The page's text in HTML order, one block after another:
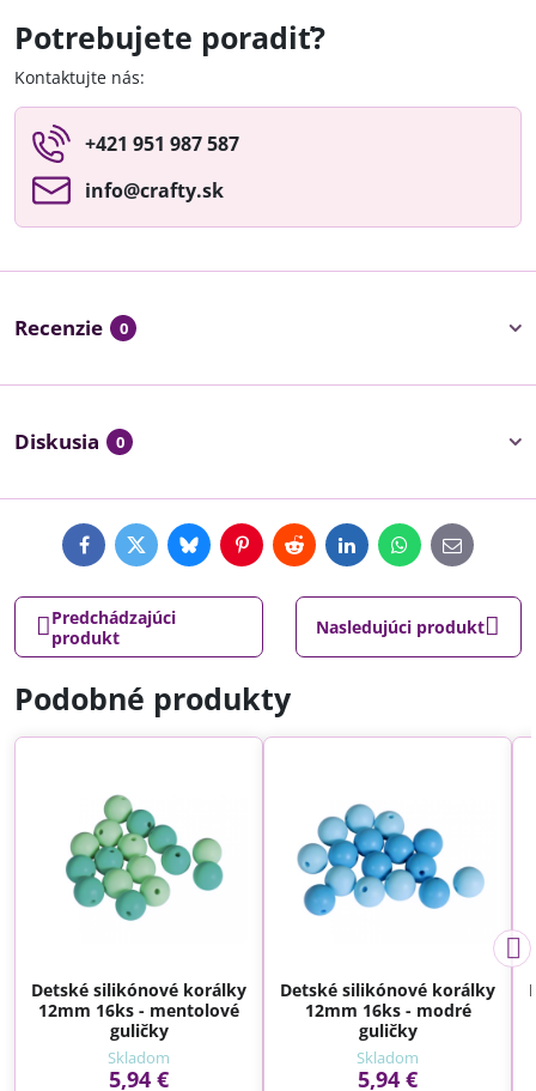
Potrebujete poradiť?
Kontaktujte nás:
+421 951 987 587
info​@crafty​.sk
Recenzie 0
Diskusia 0
FacebookTwitterBlueskyPinterestRedditLinkedInWhatsApp
E-
mail
Predchádzajúci
produkt
Nasledujúci produkt
Podobné produkty
Detské silikónové korálky
12mm 16ks - mentolové
guličky
Skladom
5,94 €
Detské silikónové korálky
12mm 16ks - modré
guličky
Skladom
5,94 €